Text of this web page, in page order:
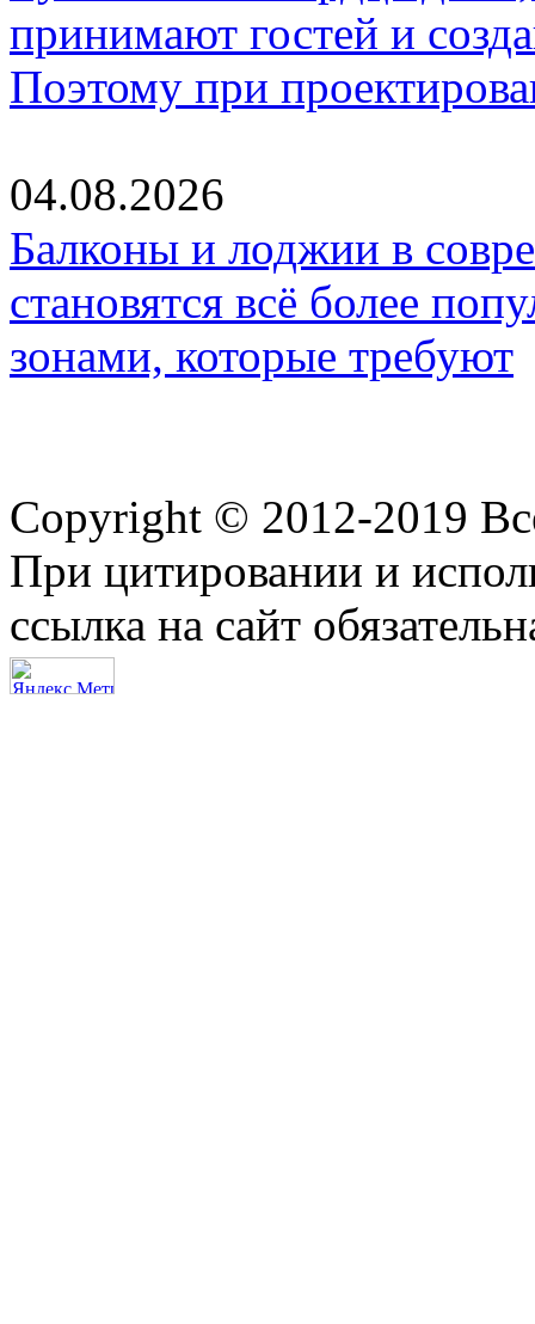
принимают гостей и
Поэтому при
04.08.2026
Балконы и лоджии в
становятся всё более
зонами, которые требуют
Copyright © 2012-2019
При цитировании и
ссылка на сайт